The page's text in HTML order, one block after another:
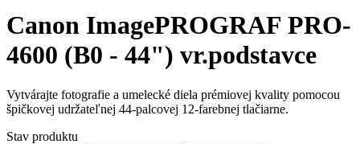
Canon ImagePROGRAF PRO-
4600 (B0 - 44") vr.podstavce
Vytvárajte fotografie a umelecké diela prémiovej kvality pomocou
špičkovej udržateľnej 44-palcovej 12-farebnej tlačiarne.
Stav produktu